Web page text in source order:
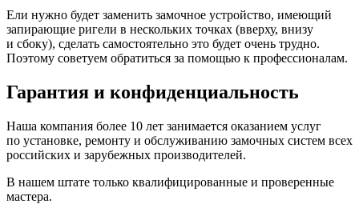
Ели нужно будет заменить замочное устройство, имеющий
запирающие ригели в нескольких точках (вверху, внизу
и сбоку), сделать самостоятельно это будет очень трудно.
Поэтому советуем обратиться за помощью к профессионалам.
Гарантия и конфиденциальность
Наша компания более 10 лет занимается оказанием услуг
по установке, ремонту и обслуживанию замочных систем всех
российских и зарубежных производителей.
В нашем штате только квалифицированные и проверенные
мастера.